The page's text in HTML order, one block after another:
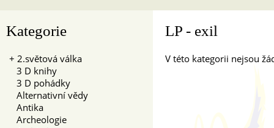
Kategorie
+ 2.světová válka
3 D knihy
3 D pohádky
Alternativní vědy
Antika
Archeologie
LP - exil
V této kategorii nejsou